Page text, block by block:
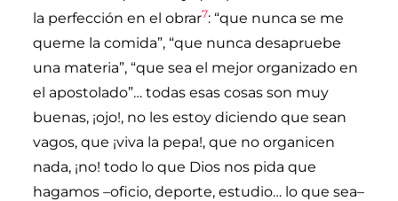
la perfección en el obrar7: “que nunca se me
queme la comida”, “que nunca desapruebe
una materia”, “que sea el mejor organizado en
el apostolado”… todas esas cosas son muy
buenas, ¡ojo!, no les estoy diciendo que sean
vagos, que ¡viva la pepa!, que no organicen
nada, ¡no! todo lo que Dios nos pida que
hagamos –oficio, deporte, estudio… lo que sea–